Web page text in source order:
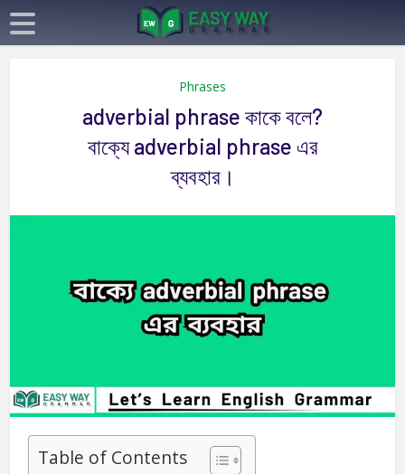
Phrases
adverbial phrase কাকে বলে?
বাক্যে adverbial phrase এর
ব্যবহার।
Table of Contents